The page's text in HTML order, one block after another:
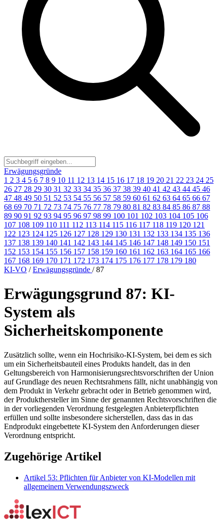
Erwägungsgründe
1 2 3 4 5 6 7 8 9 10 11 12 13 14 15 16 17 18 19 20 21 22 23 24 25
26 27 28 29 30 31 32 33 34 35 36 37 38 39 40 41 42 43 44 45 46
47 48 49 50 51 52 53 54 55 56 57 58 59 60 61 62 63 64 65 66 67
68 69 70 71 72 73 74 75 76 77 78 79 80 81 82 83 84 85 86 87 88
89 90 91 92 93 94 95 96 97 98 99 100 101 102 103 104 105 106
107 108 109 110 111 112 113 114 115 116 117 118 119 120 121
122 123 124 125 126 127 128 129 130 131 132 133 134 135 136
137 138 139 140 141 142 143 144 145 146 147 148 149 150 151
152 153 154 155 156 157 158 159 160 161 162 163 164 165 166
167 168 169 170 171 172 173 174 175 176 177 178 179 180
KI-VO / Erwägungsgründe / 87
Erwägungsgrund 87: KI-
System als
Sicherheitskomponente
Zusätzlich sollte, wenn ein Hochrisiko-KI-System, bei dem es sich
um ein Sicherheitsbauteil eines Produkts handelt, das in den
Geltungsbereich von Harmonisierungsrechtsvorschriften der Union
auf Grundlage des neuen Rechtsrahmens fällt, nicht unabhängig von
dem Produkt in Verkehr gebracht oder in Betrieb genommen wird,
der Produkthersteller im Sinne der genannten Rechtsvorschriften die
in der vorliegenden Verordnung festgelegten Anbieterpflichten
erfüllen und sollte insbesondere sicherstellen, dass das in das
Endprodukt eingebettete KI-System den Anforderungen dieser
Verordnung entspricht.
Zugehörige Artikel
Artikel 53: Pflichten für Anbieter von KI-Modellen mit
allgemeinem Verwendungszweck